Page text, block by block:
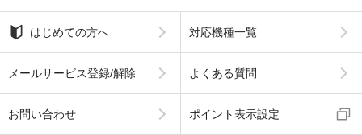
はじめての方へ 対応機種一覧
メールサービス登録/解除 よくある質問
お問い合わせ ポイント表示設定